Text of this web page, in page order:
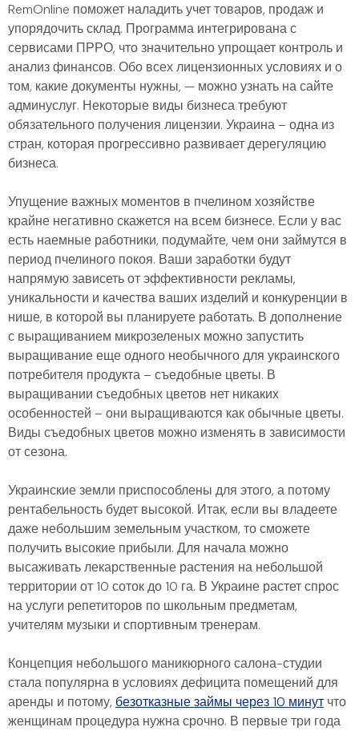
RemOnline поможет наладить учет товаров, продаж и
упорядочить склад. Программа интегрирована с
сервисами ПРРО, что значительно упрощает контроль и
анализ финансов. Обо всех лицензионных условиях и о
том, какие документы нужны, — можно узнать на сайте
админуслуг. Некоторые виды бизнеса требуют
обязательного получения лицензии. Украина – одна из
стран, которая прогрессивно развивает дерегуляцию
бизнеса.
Упущение важных моментов в пчелином хозяйстве
крайне негативно скажется на всем бизнесе. Если у вас
есть наемные работники, подумайте, чем они займутся в
период пчелиного покоя. Ваши заработки будут
напрямую зависеть от эффективности рекламы,
уникальности и качества ваших изделий и конкуренции в
нише, в которой вы планируете работать. В дополнение
с выращиванием микрозеленых можно запустить
выращивание еще одного необычного для украинского
потребителя продукта – съедобные цветы. В
выращивании съедобных цветов нет никаких
особенностей – они выращиваются как обычные цветы.
Виды съедобных цветов можно изменять в зависимости
от сезона.
Украинские земли приспособлены для этого, а потому
рентабельность будет высокой. Итак, если вы владеете
даже небольшим земельным участком, то сможете
получить высокие прибыли. Для начала можно
высаживать лекарственные растения на небольшой
территории от 10 соток до 10 га. В Украине растет спрос
на услуги репетиторов по школьным предметам,
учителям музыки и спортивным тренерам.
Концепция небольшого маникюрного салона-студии
стала популярна в условиях дефицита помещений для
аренды и потому, безотказные займы через 10 минут что
женщинам процедура нужна срочно. В первые три года